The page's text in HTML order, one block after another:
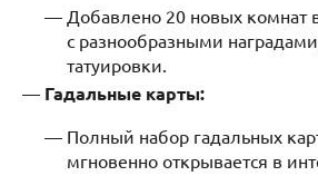
Добавлено 20 новых комнат
с разнообразными
татуировки.
Гадальные карты:
Полный набор гадальных
мгновенно открывается в